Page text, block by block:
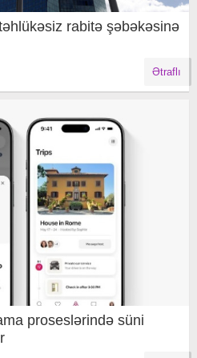
rabitə şəbəkəsinə
Ətraflı
proseslərində süni